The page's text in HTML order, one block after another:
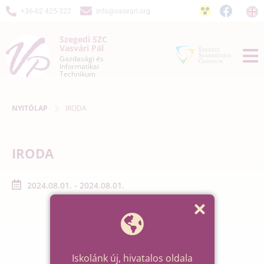
+36-62 425-322 info@vasvari.org
Szegedi SZC
Vasvári Pál
Gazdasági és
Informatikai
Technikum
NYITÓLAP IRODA
IRODA
2024.08.01. - 2024.08.01.
Iskolánk új, hivatalos oldala